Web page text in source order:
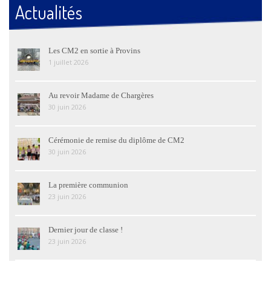
Actualités
Les CM2 en sortie à Provins
1 juillet 2026
Au revoir Madame de Chargères
30 juin 2026
Cérémonie de remise du diplôme de CM2
30 juin 2026
La première communion
23 juin 2026
Dernier jour de classe !
23 juin 2026